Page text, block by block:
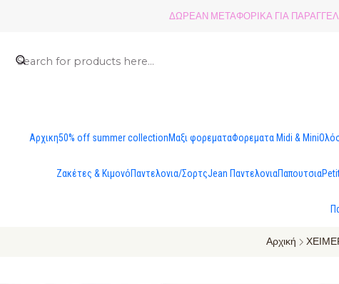
Αρχικη50% off summer collectionΜαξι φορεματαΦορεματα Midi & Mini
Ζακέτες & ΚιμονόΠαντελονια/ΣορτςJean ΠαντελονιαΠαπουτσια
ΔΩΡΕΑΝ ΜΕΤΑΦΟΡΙΚΑ ΓΙΑ
Αρχική